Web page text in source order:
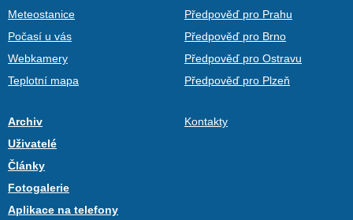
Meteostanice
Počasí u vás
Webkamery
Teplotní mapa
Předpověď pro Prahu
Předpověď pro Brno
Předpověď pro Ostravu
Předpověď pro Plzeň
Archiv
Uživatelé
Články
Fotogalerie
Aplikace na telefony
Kontakty